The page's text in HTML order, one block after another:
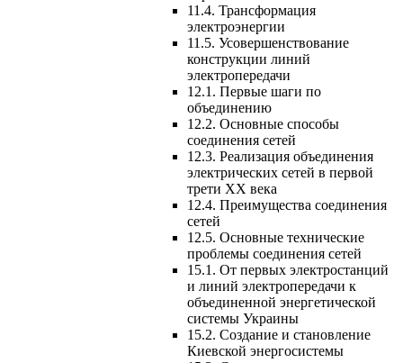
11.4. Трансформация
электроэнергии
11.5. Усовершенствование
конструкции линий
электропередачи
12.1. Первые шаги по
объединению
12.2. Основные способы
соединения сетей
12.3. Реализация объединения
электрических сетей в первой
трети ХХ века
12.4. Преимущества соединения
сетей
12.5. Основные технические
проблемы соединения сетей
15.1. От первых электростанций
и линий электропередачи к
объединенной энергетической
системы Украины
15.2. Создание и становление
Киевской энергосистемы